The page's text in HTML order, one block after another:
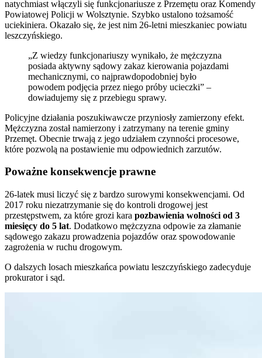
natychmiast włączyli się funkcjonariusze z Przemętu oraz Komendy
Powiatowej Policji w Wolsztynie. Szybko ustalono tożsamość
uciekiniera. Okazało się, że jest nim 26-letni mieszkaniec powiatu
leszczyńskiego.
„Z wiedzy funkcjonariuszy wynikało, że mężczyzna
posiada aktywny sądowy zakaz kierowania pojazdami
mechanicznymi, co najprawdopodobniej było
powodem podjęcia przez niego próby ucieczki” –
dowiadujemy się z przebiegu sprawy.
Policyjne działania poszukiwawcze przyniosły zamierzony efekt.
Mężczyzna został namierzony i zatrzymany na terenie gminy
Przemęt. Obecnie trwają z jego udziałem czynności procesowe,
które pozwolą na postawienie mu odpowiednich zarzutów.
Poważne konsekwencje prawne
26-latek musi liczyć się z bardzo surowymi konsekwencjami. Od
2017 roku niezatrzymanie się do kontroli drogowej jest
przestępstwem, za które grozi kara pozbawienia wolności od 3
miesięcy do 5 lat. Dodatkowo mężczyzna odpowie za złamanie
sądowego zakazu prowadzenia pojazdów oraz spowodowanie
zagrożenia w ruchu drogowym.
O dalszych losach mieszkańca powiatu leszczyńskiego zadecyduje
prokurator i sąd.